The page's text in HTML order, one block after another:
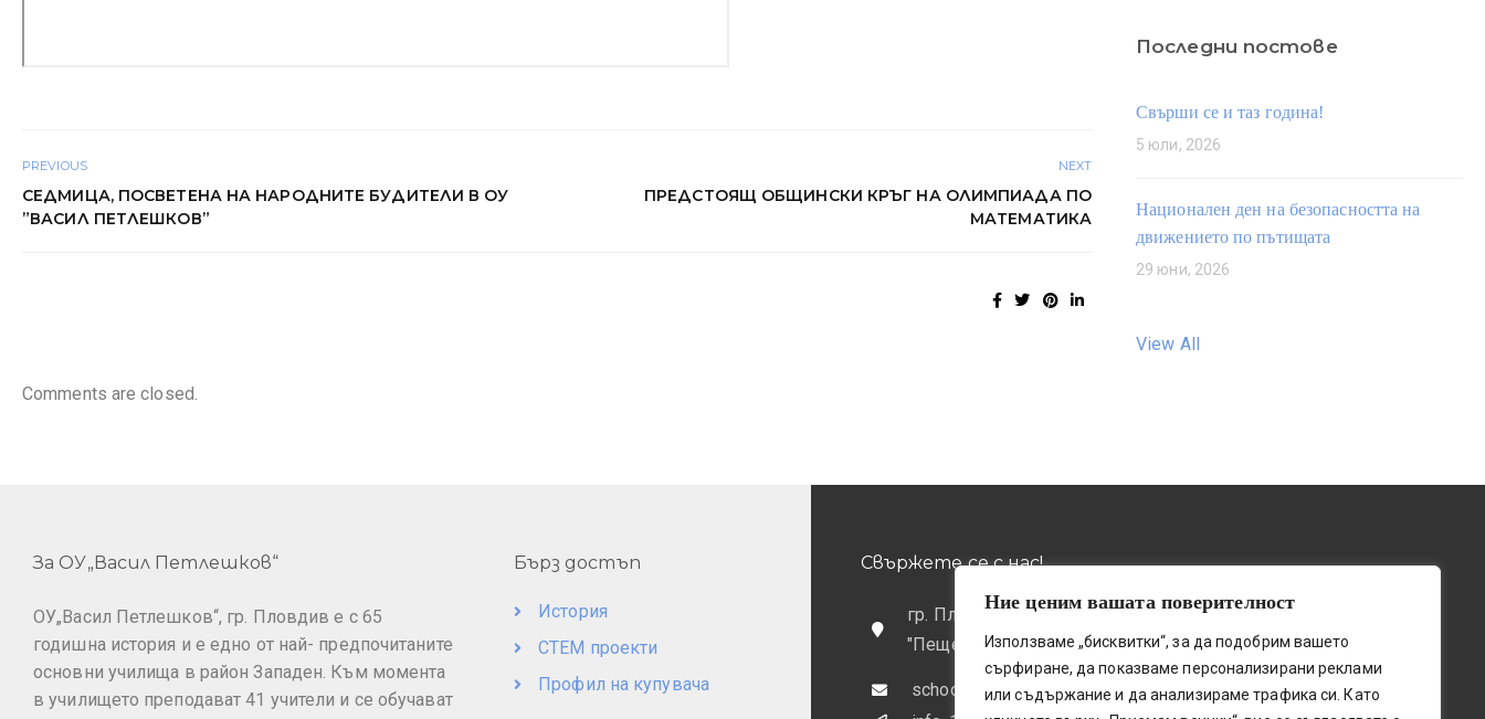
Ние ценим вашата поверителност
Използваме „бисквитки“, за да подобрим вашето
сърфиране, да показваме персонализирани реклами
или съдържание и да анализираме трафика си. Като
PREVIOUS
СЕДМИЦА, ПОСВЕТЕНА НА НАРОДНИТЕ БУДИТЕЛИ В ОУ
”ВАСИЛ ПЕТЛЕШКОВ”
NEXT
ПРЕДСТОЯЩ ОБЩИНСКИ КРЪГ НА ОЛИМПИАДА ПО
МАТЕМАТИКА
Comments are closed.
Последни постове
Свърши се и таз година!
5 юли, 2026
Национален ден на безопасността на
движението по пътищата
29 юни, 2026
View All
За ОУ„Васил Петлешков“
ОУ„Васил Петлешков“, гр. Пловдив е с 65
годишна история и е едно от най- предпочитаните
основни училища в район Западен. Към момента
в училището преподават 41 учители и се обучават
Бърз достъп
История
СТЕМ проекти
Профил на купувача
Свържете се с нас!
гр. Пловдив, пощ. код 4001, бул.
"Пещерско шосе" № 131
school@oupetleshkov.org
032 / 643 673
0884 / 787772